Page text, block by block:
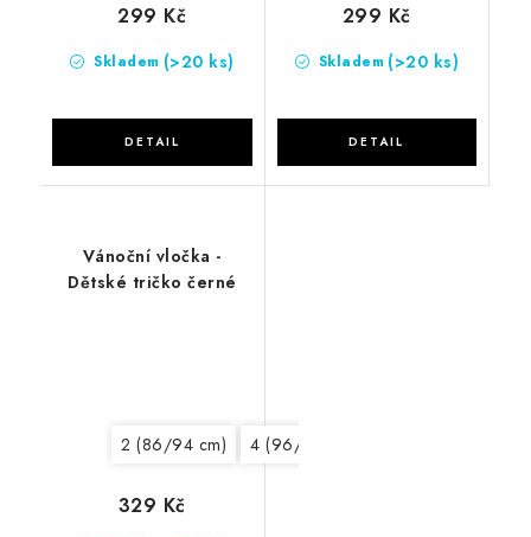
Skladem (>20 ks)
299 Kč
Skladem (>20 ks)
299 Kč
Vánoční vločka -
Dětské tričko černé
2 (86/94 cm) 4 (96/104 cm)
329 Kč